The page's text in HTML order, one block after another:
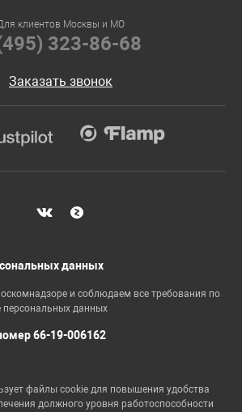
клиентов Москвы и МО
323-86-68
Заказать звонок
данных
и соблюдаем все требования по
персональных данных
66-19-006162
файлы cookie для повышения удобства
должного уровня работоспособности